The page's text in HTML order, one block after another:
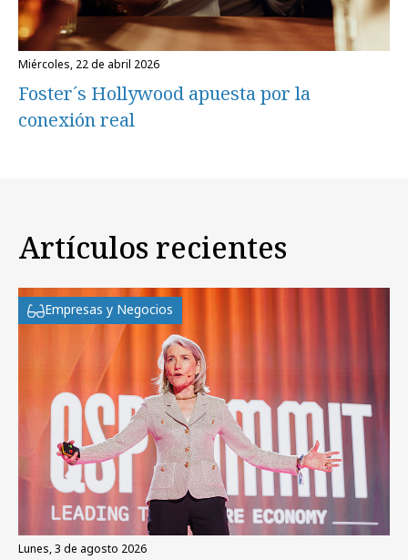
miércoles, 22 de abril 2026
Foster´s Hollywood apuesta por la
conexión real
Artículos recientes
Empresas y Negocios
lunes, 3 de agosto 2026